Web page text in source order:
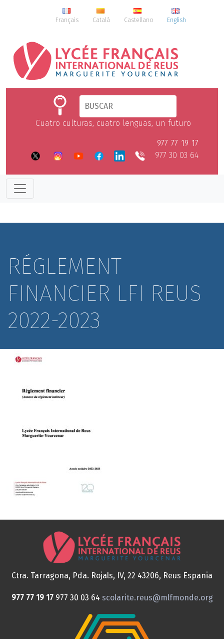
Français Català Castellano English
Cuatro culturas, cuatro lenguas, un futuro
977 77 19 17
977 30 03 64
RÉGLEMENT
FINANCIER LFI REUS
2022-2023
Ctra. Tarragona, Pda. Rojals, IV, 22 43206, Reus Espania
977 77 19 17 977 30 03 64 scolarite.reus@mlfmonde.org